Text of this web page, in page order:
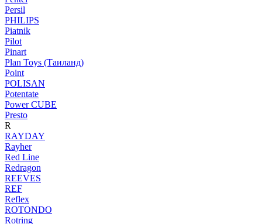
Persil
PHILIPS
Piatnik
Pilot
Pinart
Plan Toys (Таиланд)
Point
POLISAN
Potentate
Power CUBE
Presto
R
RAYDAY
Rayher
Red Line
Redragon
REEVES
REF
Reflex
ROTONDO
Rotring